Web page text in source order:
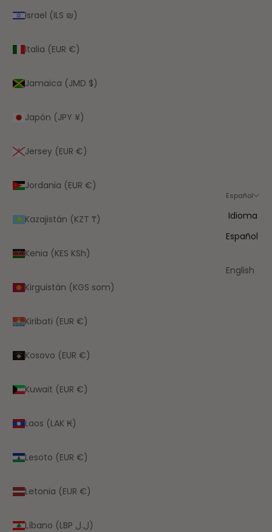
Israel (ILS ₪)
Italia (EUR €)
Jamaica (JMD $)
Japón (JPY ¥)
Jersey (EUR €)
Jordania (EUR €)
Kazajistán (KZT ₸)
Kenia (KES KSh)
Kirguistán (KGS som)
Kiribati (EUR €)
Kosovo (EUR €)
Kuwait (EUR €)
Laos (LAK ₭)
Lesoto (EUR €)
Letonia (EUR €)
Líbano (LBP ل.ل)
Español
Idioma
Español
English